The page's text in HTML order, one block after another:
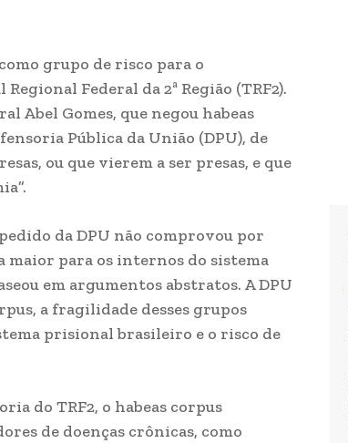
grupo de risco para o
Federal da 2ª Região (TRF2).
Abel Gomes, que negou habeas
Pública da União (DPU), de
ou que vierem a ser presas, e que
da DPU não comprovou por
maior para os internos do sistema
em argumentos abstratos. A DPU
a fragilidade desses grupos
prisional brasileiro e o risco de
do TRF2, o habeas corpus
de doenças crônicas, como